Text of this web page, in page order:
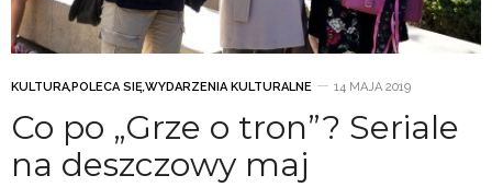
KULTURA,POLECA SIĘ,WYDARZENIA KULTURALNE 14 MAJA 2019
Co po „Grze o tron”? Seriale
na deszczowy maj